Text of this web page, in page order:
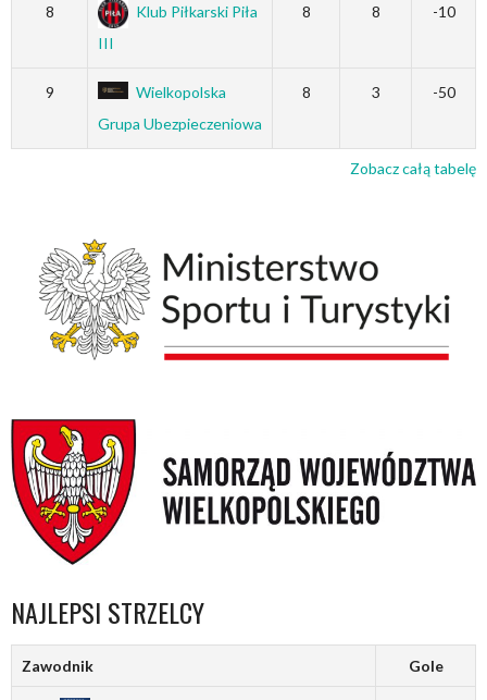
8
Klub Piłkarski Piła
III
8 8 -10
9
Wielkopolska
Grupa Ubezpieczeniowa
8 3 -50
Zobacz całą tabelę
NAJLEPSI STRZELCY
Zawodnik Gole